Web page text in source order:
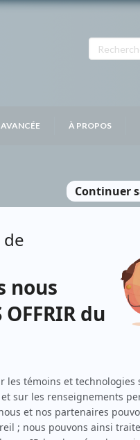
À PROPOS
Jacques Perrault )
1992)
Gervais1989)
Rioux)